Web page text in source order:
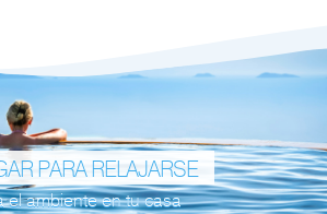
PARA RELAJARSE
el ambiente en tu casa